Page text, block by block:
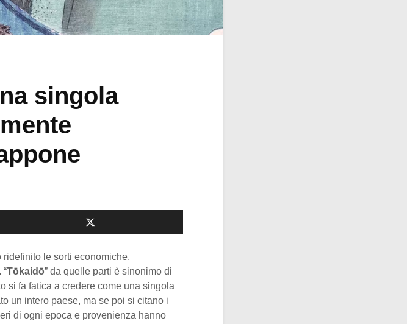
singola
le sorti economiche,
Tōkaidō” da quelle parti è sinonimo di
si fa fatica a credere come una singola
un intero paese, ma se poi si citano i
di ogni epoca e provenienza hanno